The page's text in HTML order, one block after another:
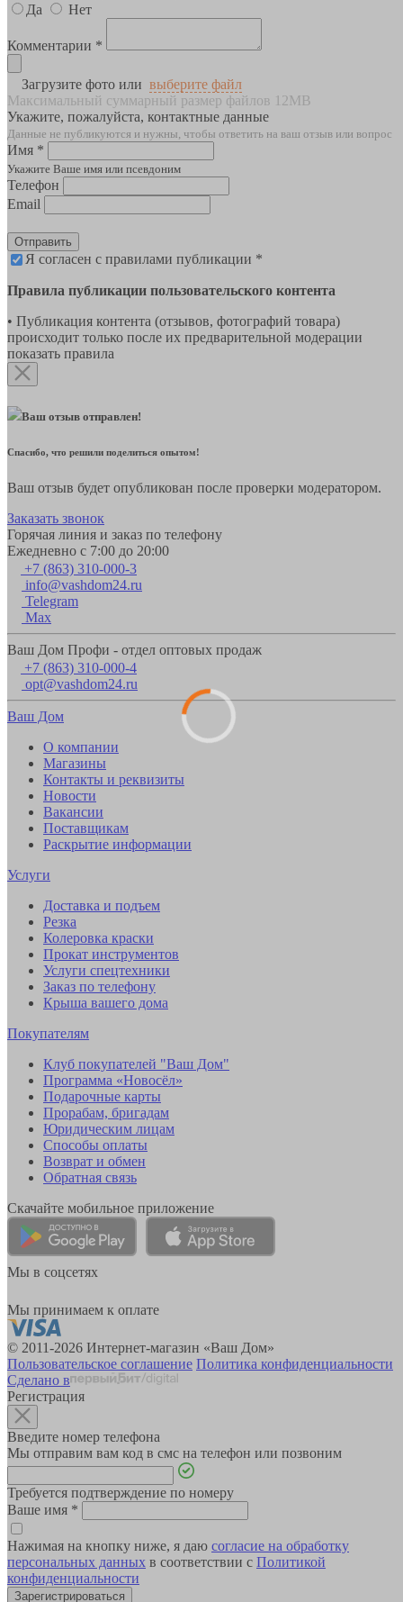
Да
Нет
Комментарии *
Загрузите фото или выберите файл
Максимальный суммарный размер файлов 12MB
Укажите, пожалуйста, контактные данные
Данные не публикуются и нужны, чтобы ответить на ваш отзыв или вопрос
Имя *
Укажите Ваше имя или псевдоним
Телефон
Email
Отправить
Я согласен с правилами публикации *
Правила публикации пользовательского контента
• Публикация контента (отзывов, фотографий товара)
происходит только после их предварительной модерации
показать правила
Ваш отзыв отправлен!
Спасибо, что решили поделиться опытом!
Ваш отзыв будет опубликован после проверки модератором.
Заказать звонок
Горячая линия и заказ по телефону
Ежедневно с 7:00 до 20:00
+7 (863) 310-000-3
info@vashdom24.ru
Telegram
Max
Ваш Дом Профи - отдел оптовых продаж
+7 (863) 310-000-4
opt@vashdom24.ru
Ваш Дом
О компании
Магазины
Контакты и реквизиты
Новости
Вакансии
Поставщикам
Раскрытие информации
Услуги
Доставка и подъем
Резка
Колеровка краски
Прокат инструментов
Услуги спецтехники
Заказ по телефону
Крыша вашего дома
Покупателям
Клуб покупателей "Ваш Дом"
Программа «Новосёл»
Подарочные карты
Прорабам, бригадам
Юридическим лицам
Способы оплаты
Возврат и обмен
Обратная связь
Скачайте мобильное приложение
Мы в соцсетях
Мы принимаем к оплате
© 2011-2026 Интернет-магазин «Ваш Дом»
Пользовательское соглашение Политика конфиденциальности
Сделано в
Регистрация
Введите номер телефона
Мы отправим вам код в смс на телефон или позвоним
Требуется подтверждение по номеру
Ваше имя *
Нажимая на кнопку ниже, я даю согласие на обработку
персональных данных в соответствии с Политикой
конфиденциальности
Зарегистрироваться